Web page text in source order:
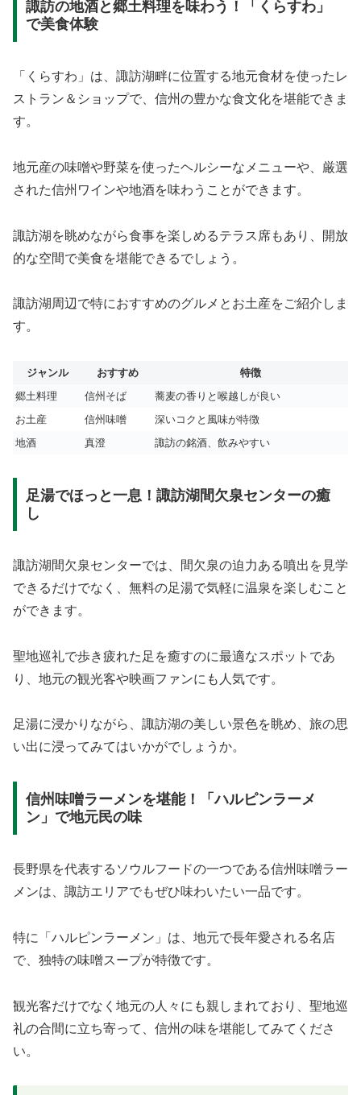
諏訪の地酒と郷土料理を味わう！「くらすわ」
で美食体験
「くらすわ」は、諏訪湖畔に位置する地元食材を使ったレ
ストラン＆ショップで、信州の豊かな食文化を堪能できま
す。
地元産の味噌や野菜を使ったヘルシーなメニューや、厳選
された信州ワインや地酒を味わうことができます。
諏訪湖を眺めながら食事を楽しめるテラス席もあり、開放
的な空間で美食を堪能できるでしょう。
諏訪湖周辺で特におすすめのグルメとお土産をご紹介しま
す。
ジャンル おすすめ
特徴
郷土料理
信州そば
蕎麦の香りと喉越しが良い
お土産
信州味噌
深いコクと風味が特徴
地酒
真澄 諏訪の銘酒、飲みやすい
足湯でほっと一息！諏訪湖間欠泉センターの癒
し
諏訪湖間欠泉センターでは、間欠泉の迫力ある噴出を見学
できるだけでなく、無料の足湯で気軽に温泉を楽しむこと
ができます。
聖地巡礼で歩き疲れた足を癒すのに最適なスポットであ
り、地元の観光客や映画ファンにも人気です。
足湯に浸かりながら、諏訪湖の美しい景色を眺め、旅の思
い出に浸ってみてはいかがでしょうか。
信州味噌ラーメンを堪能！「ハルピンラーメ
ン」で地元民の味
長野県を代表するソウルフードの一つである信州味噌ラー
メンは、諏訪エリアでもぜひ味わいたい一品です。
特に「ハルピンラーメン」は、地元で長年愛される名店
で、独特の味噌スープが特徴です。
観光客だけでなく地元の人々にも親しまれており、聖地巡
礼の合間に立ち寄って、信州の味を堪能してみてくださ
い。